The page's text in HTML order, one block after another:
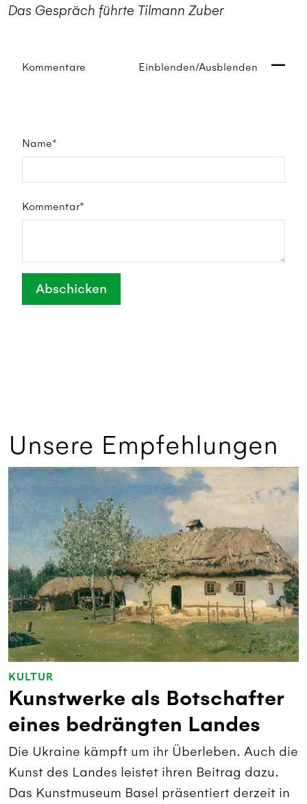
Das Gespräch führte Tilmann Zuber
Kommentare Einblenden/Ausblenden
Name*
Kommentar*
Abschicken
Unsere Empfehlungen
KULTUR
Kunstwerke als Botschafter
eines bedrängten Landes
Die Ukraine kämpft um ihr Überleben. Auch die
Kunst des Landes leistet ihren Beitrag dazu.
Das Kunstmuseum Basel präsentiert derzeit in